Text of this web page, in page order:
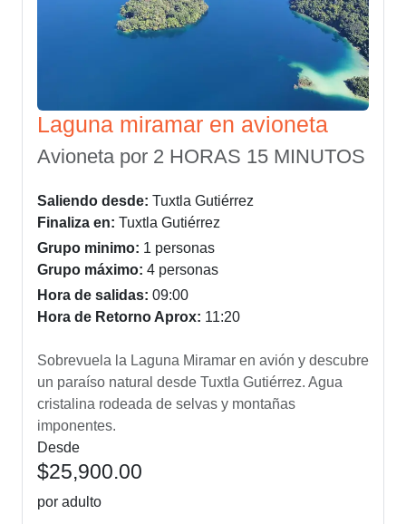
Laguna miramar en avioneta
Avioneta por 2 HORAS 15 MINUTOS
Saliendo desde: Tuxtla Gutiérrez
Finaliza en: Tuxtla Gutiérrez
Grupo minimo: 1 personas
Grupo máximo: 4 personas
Hora de salidas: 09:00
Hora de Retorno Aprox: 11:20
Sobrevuela la Laguna Miramar en avión y descubre
un paraíso natural desde Tuxtla Gutiérrez. Agua
cristalina rodeada de selvas y montañas
imponentes.
Desde
$25,900.00
por adulto